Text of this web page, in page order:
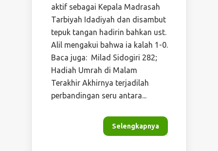
aktif sebagai Kepala Madrasah
Tarbiyah Idadiyah dan disambut
tepuk tangan hadirin bahkan ust.
Alil mengakui bahwa ia kalah 1-0.
Baca juga: Milad Sidogiri 282;
Hadiah Umrah di Malam
Terakhir Akhirnya terjadilah
perbandingan seru antara...
Selengkapnya